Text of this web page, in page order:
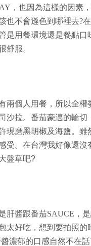
，也因為這樣的因素
也不會遜色到哪裡去?
是用餐環境還是餐點
舒服。
兩個人用餐，所以全
沙拉。番茄豪邁的輪
現磨黑胡椒及海鹽。雖
受。 在台灣我好像還沒
盤草吧?
肝醬跟番茄SAUCE，
太好吃，想到要拍照
濃郁的口感自然不在